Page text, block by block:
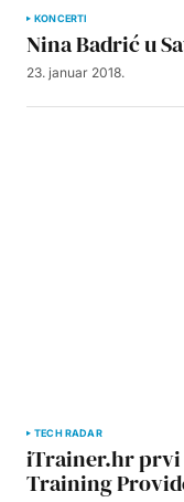
KONCERTI
Nina Badrić u
23. januar 2018.
TECH RADAR
iTrainer.hr prvi
Training